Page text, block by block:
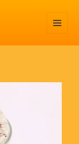
UND